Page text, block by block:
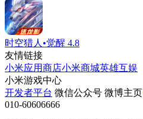
时空猎人•觉醒 4.8
友情链接
小米应用商店小米商城英雄互娱
小米游戏中心
开发者平台 微信公众号 微博主页
010-60606666